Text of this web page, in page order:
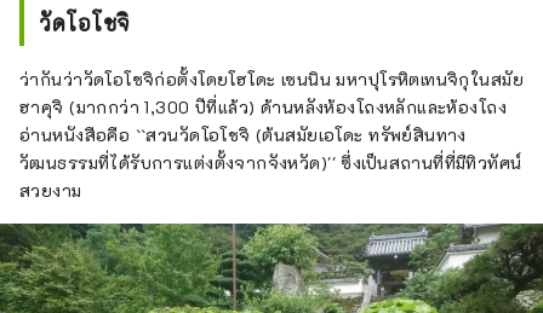
วัดโอโชจิ
ว่ากันว่าวัดโอโชจิก่อตั้งโดยโฮโดะ เซนนิน มหาปุโรหิตเทนจิกุในสมัย
ฮาคุจิ (มากกว่า 1,300 ปีที่แล้ว) ด้านหลังห้องโถงหลักและห้องโถง
อ่านหนังสือคือ ``สวนวัดโอโชจิ (ต้นสมัยเอโดะ ทรัพย์สินทาง
วัฒนธรรมที่ได้รับการแต่งตั้งจากจังหวัด)'' ซึ่งเป็นสถานที่ที่มีทิวทัศน์
สวยงาม